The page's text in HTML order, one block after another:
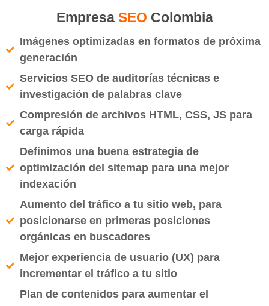
Empresa SEO Colombia
Imágenes optimizadas en formatos de próxima
generación
Servicios SEO de auditorías técnicas e
investigación de palabras clave
Compresión de archivos HTML, CSS, JS para
carga rápida
Definimos una buena estrategia de
optimización del sitemap para una mejor
indexación
Aumento del tráfico a tu sitio web, para
posicionarse en primeras posiciones
orgánicas en buscadores
Mejor experiencia de usuario (UX) para
incrementar el tráfico a tu sitio
Plan de contenidos para aumentar el